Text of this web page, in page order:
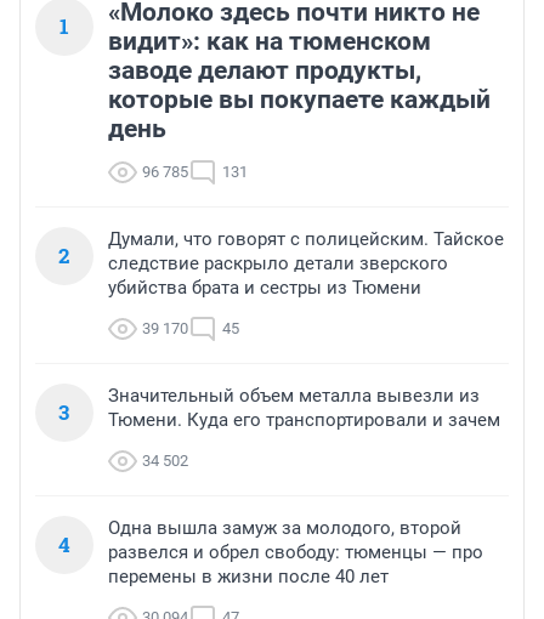
1
«Молоко здесь почти никто не
видит»: как на тюменском
заводе делают продукты,
которые вы покупаете каждый
день
96 785 131
2
Думали, что говорят с полицейским. Тайское
следствие раскрыло детали зверского
убийства брата и сестры из Тюмени
39 170 45
3
Значительный объем металла вывезли из
Тюмени. Куда его транспортировали и зачем
34 502
4
Одна вышла замуж за молодого, второй
развелся и обрел свободу: тюменцы — про
перемены в жизни после 40 лет